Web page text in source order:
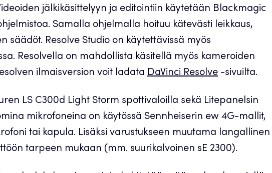
jälkikäsittelyyn ja editointiin käytetään Blackmagic
Samalla ohjelmalla hoituu kätevästi leikkaus,
säädöt. Resolve Studio on käytettävissä myös
Resolvella on mahdollista käsitellä myös kameroiden
ilmaisversion voit ladata DaVinci Resolve -sivuilta.
LS C300d Light Storm spottivaloilla sekä Litepanelsin
mikrofoneina on käytössä Sennheiserin ew 4G-mallit,
tai kapula. Lisäksi varustukseen muutama langallinen
tarpeen mukaan (mm. suurikalvoinen sE 2300).